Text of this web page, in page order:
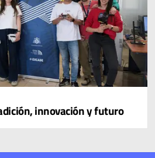
innovación y futuro